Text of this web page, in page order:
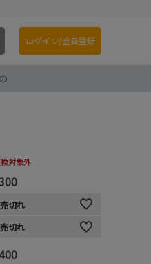
ログイン/会員登録
対象外
売切れ
売切れ